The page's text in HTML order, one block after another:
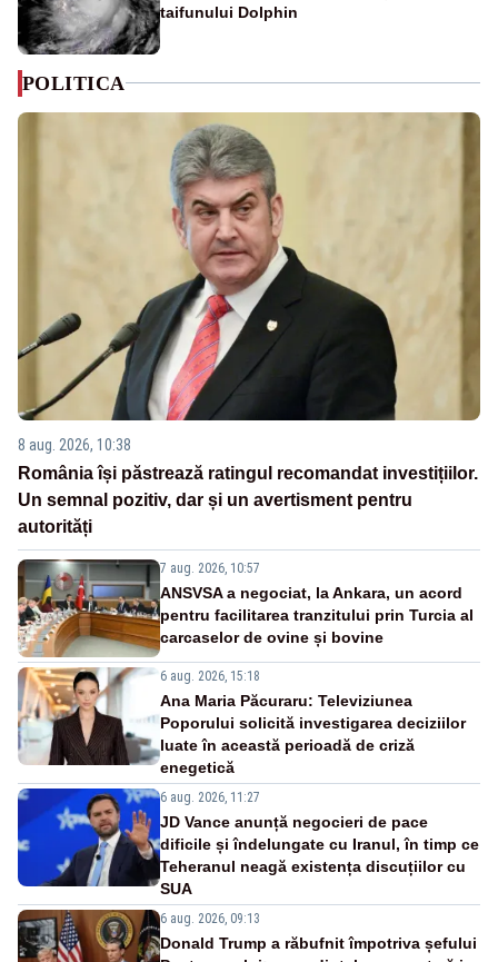
taifunului Dolphin
POLITICA
8 aug. 2026, 10:38
România își păstrează ratingul recomandat investițiilor.
Un semnal pozitiv, dar și un avertisment pentru
autorități
7 aug. 2026, 10:57
ANSVSA a negociat, la Ankara, un acord
pentru facilitarea tranzitului prin Turcia al
carcaselor de ovine și bovine
6 aug. 2026, 15:18
Ana Maria Păcuraru: Televiziunea
Poporului solicită investigarea deciziilor
luate în această perioadă de criză
enegetică
6 aug. 2026, 11:27
JD Vance anunță negocieri de pace
dificile și îndelungate cu Iranul, în timp ce
Teheranul neagă existența discuțiilor cu
SUA
6 aug. 2026, 09:13
Donald Trump a răbufnit împotriva șefului